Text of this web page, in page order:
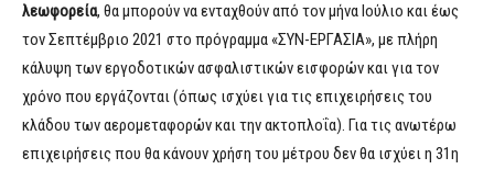
λεωφορεία, θα μπορούν να ενταχθούν από τον μήνα Ιούλιο και έως
τον Σεπτέμβριο 2021 στο πρόγραμμα «ΣΥΝ-ΕΡΓΑΣΙΑ», με πλήρη
κάλυψη των εργοδοτικών ασφαλιστικών εισφορών και για τον
χρόνο που εργάζονται (όπως ισχύει για τις επιχειρήσεις του
κλάδου των αερομεταφορών και την ακτοπλοΐα). Για τις ανωτέρω
επιχειρήσεις που θα κάνουν χρήση του μέτρου δεν θα ισχύει η 31η